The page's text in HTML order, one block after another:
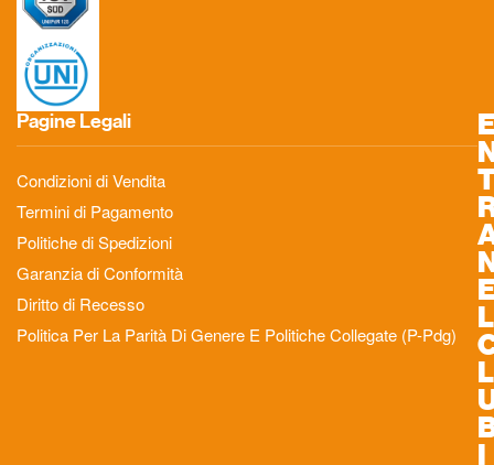
Pagine Legali
Condizioni di Vendita
Termini di Pagamento
Politiche di Spedizioni
Garanzia di Conformità
Diritto di Recesso
Politica Per La Parità Di Genere E Politiche Collegate (P-Pdg)
L
L
I